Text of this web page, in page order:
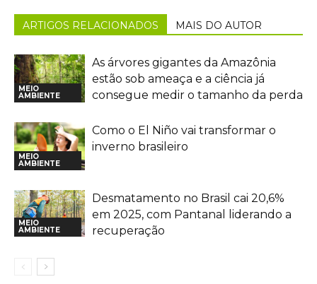
ARTIGOS RELACIONADOS MAIS DO AUTOR
MEIO
AMBIENTE
As árvores gigantes da Amazônia
estão sob ameaça e a ciência já
consegue medir o tamanho da perda
MEIO
AMBIENTE
Como o El Niño vai transformar o
inverno brasileiro
MEIO
AMBIENTE
Desmatamento no Brasil cai 20,6%
em 2025, com Pantanal liderando a
recuperação